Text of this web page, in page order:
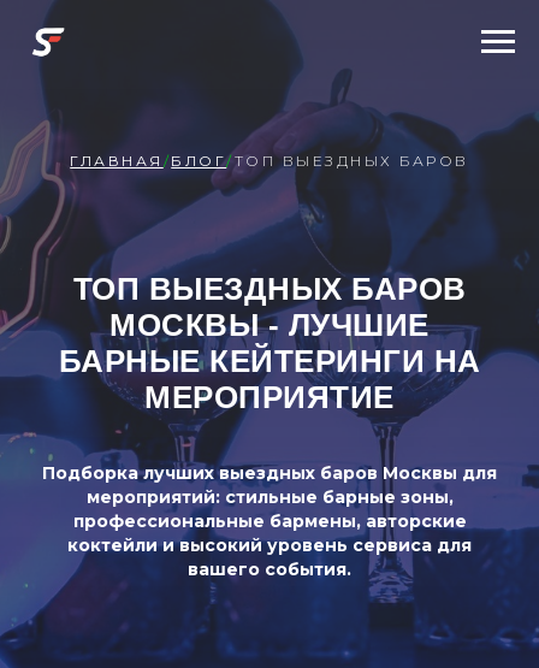
ГЛАВНАЯ /БЛОГ/ТОП ВЫЕЗДНЫХ БАРОВ
ТОП ВЫЕЗДНЫХ БАРОВ
МОСКВЫ - ЛУЧШИЕ
БАРНЫЕ КЕЙТЕРИНГИ НА
МЕРОПРИЯТИЕ
Подборка лучших выездных баров Москвы для
мероприятий: стильные барные зоны,
профессиональные бармены, авторские
коктейли и высокий уровень сервиса для
вашего события.